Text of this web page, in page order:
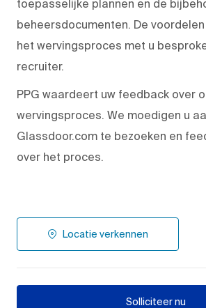
toepasselijke plannen en de
beheersdocumenten. De
het wervingsproces met u
recruiter.
PPG waardeert uw feedback over
wervingsproces. We moedigen u
Glassdoor.com te bezoeken en
over het proces.
Locatie verkennen
Solliciteer nu